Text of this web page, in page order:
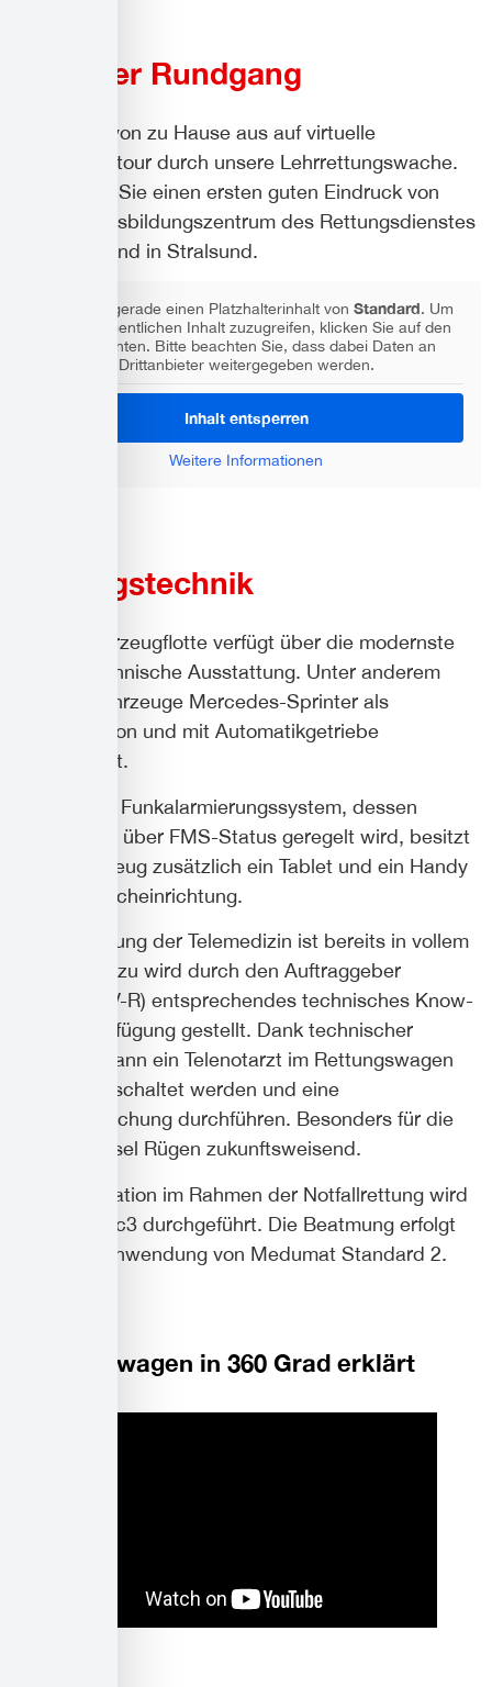
Virtueller Rundgang
Gehen Sie von zu Hause aus auf virtuelle
Erkundungstour durch unsere Lehrrettungswache.
So erhalten Sie einen ersten guten Eindruck von
unserem Ausbildungszentrum des Rettungsdienstes
auf Rügen und in Stralsund.
Sie sehen gerade einen Platzhalterinhalt von Standard. Um
auf den eigentlichen Inhalt zuzugreifen, klicken Sie auf den
Button unten. Bitte beachten Sie, dass dabei Daten an
Drittanbieter weitergegeben werden.
Inhalt entsperren
Weitere Informationen
Rettungstechnik
Unsere Fahrzeugflotte verfügt über die modernste
rettungstechnische Ausstattung. Unter anderem
sind alle Fahrzeuge Mercedes-Sprinter als
Kastenversion und mit Automatikgetriebe
ausgestattet.
Neben dem Funkalarmierungssystem, dessen
Anwendung über FMS-Status geregelt wird, besitzt
jedes Fahrzeug zusätzlich ein Tablet und ein Handy
mit Freisprecheinrichtung.
Die Umsetzung der Telemedizin ist bereits in vollem
Gange. Hierzu wird durch den Auftraggeber
(Landkreis V-R) entsprechendes technisches Know-
how zur Verfügung gestellt. Dank technischer
Hilfsmittel kann ein Telenotarzt im Rettungswagen
(RTW) zugeschaltet werden und eine
Fernuntersuchung durchführen. Besonders für die
ländliche Insel Rügen zukunftsweisend.
Die Defibrillation im Rahmen der Notfallrettung wird
mit corpuls c3 durchgeführt. Die Beatmung erfolgt
durch die Anwendung von Medumat Standard 2.
Rettungswagen in 360 Grad erklärt